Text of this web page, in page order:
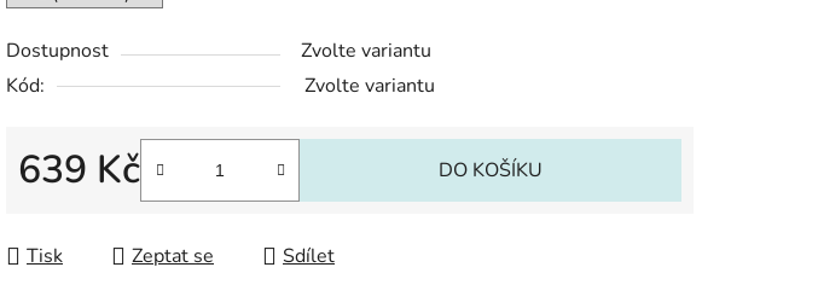
Dostupnost
Zvolte variantu
Kód:
Zvolte variantu
639 Kč DO KOŠÍKU
Tisk Zeptat se Sdílet